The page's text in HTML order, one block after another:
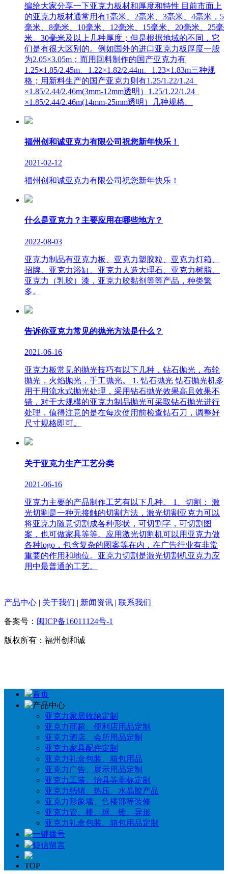
编给大家分享一下亚克力板材和厚度和特性 目前市面上
的亚克力板材通常用有1毫米、2毫米、3毫米、4毫米，5
毫米、8毫米、10毫米、12毫米、15毫米、20毫米、25毫
米、30毫米及以上几种厚度；但是根据地域的不同，它
们是有很大区别的。例如国外的进口亚克力板厚度一般
为2.05×3.05m；而用回料制作的国产亚克力有
1.25×1.85/2.45m、1.22×1.82/2.44m、1.23×1.83m三种规
格；用新料生产的国产亚克力则有1.25/1.22/1.24
×1.85/2.44/2.46m(3mm-12mm透明）1.25/1.22/1.24
×1.85/2.44/2.46m(14mm-25mm透明）几种规格。
福州创和诚亚克力有限公司祝您新年快乐！
2021-02-12
福州创和诚亚克力有限公司祝您新年快乐！
什么是亚克力？主要应用在哪些地方？
2022-08-03
亚克力制品有亚克力板、亚克力塑胶粒、亚克力灯箱、
招牌、亚克力浴缸、亚克力人造大理石、亚克力树脂、
亚克力（乳胶）漆，亚克力胶黏剂等等产品，种类繁
多。
告诉你亚克力常见的抛光方法是什么？
2021-06-16
亚克力板常见的抛光技巧有以下几种，钻石抛光，布轮
抛光，火焰抛光，手工抛光。 1. 钻石抛光 钻石抛光机多
用于用流水式抛光处理，采用钻石抛光效果高且效果不
错，对于大规模的亚克力制品抛光可采取钻石抛光进行
处理，值得注意的是在每次使用前检查钻石刀，调整好
尺寸规格即可。
关于亚克力生产工艺分类
2021-06-16
亚克力主要的产品制作工艺有以下几种。 1、切割： 激
光切割是一种无接触的切割方法，激光切割亚克力可以
将亚克力随意切割成各种形状，可切割字，可切割图
案，也可做家具等等。应用激光切割机可以用亚克力做
各种logo，包含复杂的图案等在内，在广告行业有非常
重要的作用和地位。亚克力切割是激光切割机亚克力应
用中最普通的工艺。
产品中心 | 关于我们 | 新闻资讯 | 联系我们
备案号： 闽ICP备16011124号-1
版权所有：福州创和诚
首页
产品中心
亚克力家居收纳定制
亚克力商超、便利店用品定制
亚克力酒店、会所用品定制
亚克力家具配件定制
亚克力礼盒包装、箱包用品
亚克力广告、展示用品定制
亚克力工装、治具等非标定制
亚克力纸镇、热压、水晶胶产品
亚克力形象墙、售楼部等装修
亚克力管、棒、球、锥、异形
亚克力礼盒包装、箱包用品定制
一键拨号
短信留言
TOP